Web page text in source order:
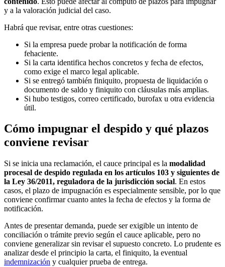
y a la valoración judicial del caso.
Habrá que revisar, entre otras cuestiones:
Si la empresa puede probar la notificación de forma
fehaciente.
Si la carta identifica hechos concretos y fecha de efectos,
como exige el marco legal aplicable.
Si se entregó también finiquito, propuesta de liquidación o
documento de saldo y finiquito con cláusulas más amplias.
Si hubo testigos, correo certificado, burofax u otra evidencia
útil.
Cómo impugnar el despido y qué plazos
conviene revisar
Si se inicia una reclamación, el cauce principal es la modalidad
procesal de despido regulada en los artículos 103 y siguientes de
la Ley 36/2011, reguladora de la jurisdicción social. En estos
casos, el plazo de impugnación es especialmente sensible, por lo que
conviene confirmar cuanto antes la fecha de efectos y la forma de
notificación.
Antes de presentar demanda, puede ser exigible un intento de
conciliación o trámite previo según el cauce aplicable, pero no
conviene generalizar sin revisar el supuesto concreto. Lo prudente es
analizar desde el principio la carta, el finiquito, la eventual
indemnización y cualquier prueba de entrega.